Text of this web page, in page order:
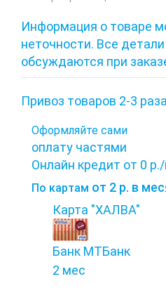
Информация о товаре
неточности. Все
обсуждаются при
Привоз товаров 2-3
Оформляйте сами
оплату частями
Онлайн кредит от 0
По картам от 2 р. в
Карта "ХАЛВА"
Банк МТБанк
2 мес